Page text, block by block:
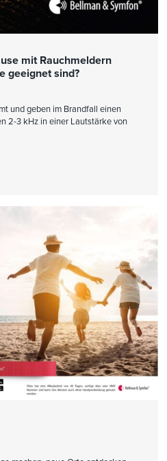
mit Rauchmeldern
geeignet sind?
und geben im Brandfall einen
2-3 kHz in einer Lautstärke von